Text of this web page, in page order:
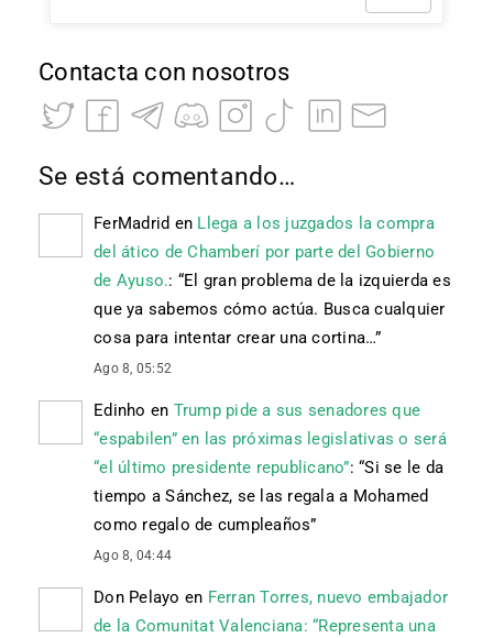
Contacta con nosotros
Se está comentando…
FerMadrid en Llega a los juzgados la compra
del ático de Chamberí por parte del Gobierno
de Ayuso.: “El gran problema de la izquierda es
que ya sabemos cómo actúa. Busca cualquier
cosa para intentar crear una cortina…”
Ago 8, 05:52
Edinho en Trump pide a sus senadores que
“espabilen” en las próximas legislativas o será
“el último presidente republicano”: “Si se le da
tiempo a Sánchez, se las regala a Mohamed
como regalo de cumpleaños”
Ago 8, 04:44
Don Pelayo en Ferran Torres, nuevo embajador
de la Comunitat Valenciana: “Representa una